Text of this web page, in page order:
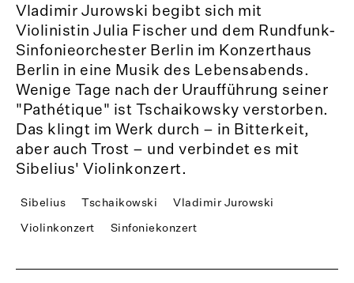
Vladimir Jurowski begibt sich mit
Violinistin Julia Fischer und dem Rundfunk-
Sinfonieorchester Berlin im Konzerthaus
Berlin in eine Musik des Lebensabends.
Wenige Tage nach der Uraufführung seiner
"Pathétique" ist Tschaikowsky verstorben.
Das klingt im Werk durch – in Bitterkeit,
aber auch Trost – und verbindet es mit
Sibelius' Violinkonzert.
Sibelius Tschaikowski
Vladimir Jurowski
Violinkonzert
Sinfoniekonzert